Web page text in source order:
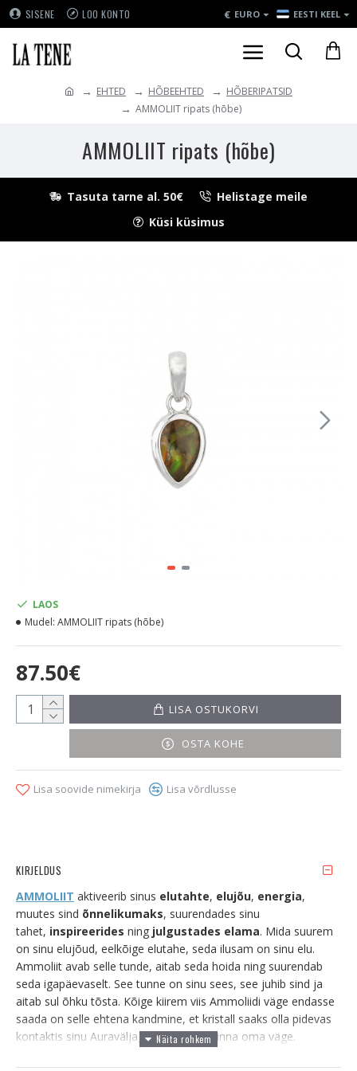
SISENE LOO KONTO € EURO EESTI KEEL
EHTED HÕBEEHTED
HÕBERIPATSID
AMMOLIIT ripats (hõbe)
AMMOLIIT ripats (hõbe)
Tasuta tarne al. 50€
Helistage meile
Küsi küsimus
87.50€
LAOS
Mudel: AMMOLIIT ripats (hõbe)
LISA OSTUKORVI
OSTA KOHE
Lisa soovide nimekirja Lisa võrdlusse
KIRJELDUS
AMMOLIIT aktiveerib sinus elutahte, elujõu, energia,
muutes sind õnnelikumaks, suurendades sinu
tahet, inspireerides ning julgustades elama. Mida suurem
on sinu elujõud, eelkõige elutahe, seda ilusam on sinu elu.
Ammoliit avab selle tunde, aitab seda hoida ning suurendab
seda igapäevaselt. See tunne on sinu sees, see juhib sind ja
aitab sul õhku tõsta. Kõige kiirem viis Ammoliidi väge endasse
saada on selle ehtena kandmine, et kristall saaks olla pidevas
kontaktis sinu Auraväljaga ja suunata sinna oma väge.